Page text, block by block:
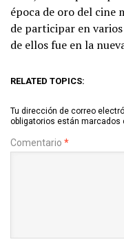
época de oro del cine
de participar en
de ellos fue en la
RELATED TOPICS:
Tu dirección de correo
obligatorios están marcados
Comentario *